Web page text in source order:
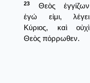
23
Θεὸς ἐγγίζων
ἐγώ εἰμι, λέγει
Κύριος, καὶ οὐχὶ
Θεὸς πόρρωθεν.